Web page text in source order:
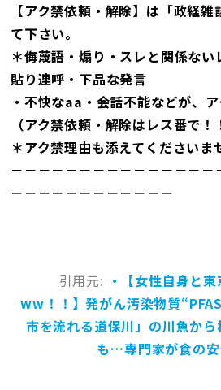
【アク禁依頼・解除】は「政経
て下さい。
＊侮蔑語・煽り・スレと関係な
貼り連呼・下品な発言
・不快なaa・会話不能などが、ア
（アク禁依頼・解除はレス番で！
＊アク禁理由も添えてくださいま
－－－－－－－－－－－－－－－
－－－－－－－－－－－－
引用元: ・【女性自身と
ww！！】発がん汚染物質
市を流れる道保川」の川魚か
も…専門家が食の安